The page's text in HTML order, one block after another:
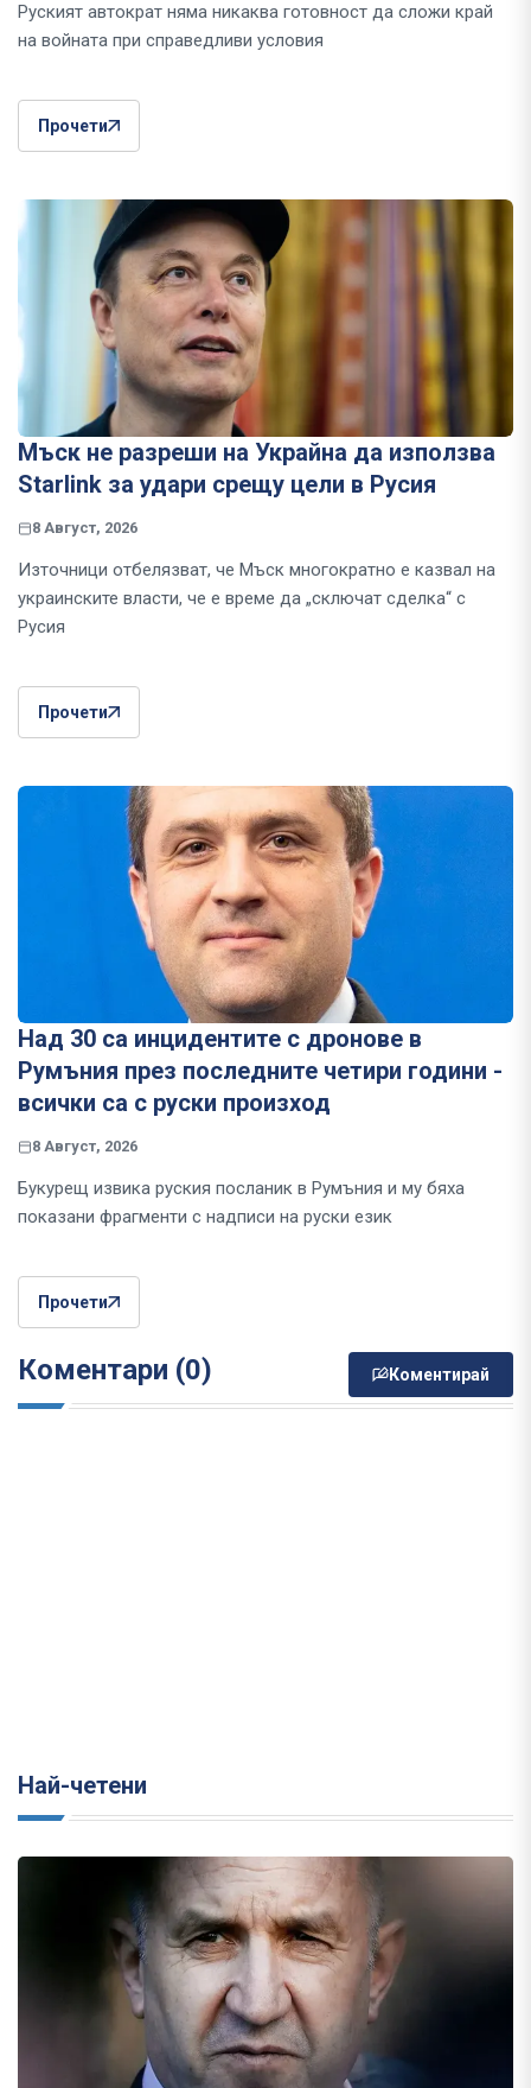
Руският автократ няма никаква готовност да сложи край
на войната при справедливи условия
Прочети
Мъск не разреши на Украйна да използва
Starlink за удари срещу цели в Русия
8 Август, 2026
Източници отбелязват, че Мъск многократно е казвал на
украинските власти, че е време да „сключат сделка“ с
Русия
Прочети
Над 30 са инцидентите с дронове в
Румъния през последните четири години -
всички са с руски произход
8 Август, 2026
Букурещ извика руския посланик в Румъния и му бяха
показани фрагменти с надписи на руски език
Прочети
Коментари (0) Коментирай
Най-четени